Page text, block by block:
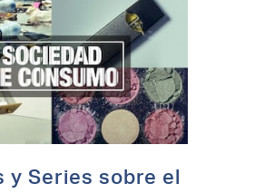
y Series sobre el